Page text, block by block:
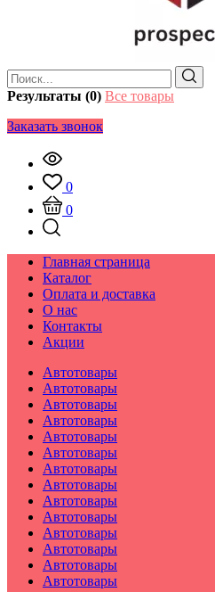
Результаты (0) Все товары
Заказать звонок
0
0
Главная страница
Каталог
Оплата и доставка
О нас
Контакты
Акции
Автотовары
Автотовары
Автотовары
Автотовары
Автотовары
Автотовары
Автотовары
Автотовары
Автотовары
Автотовары
Автотовары
Автотовары
Автотовары
Автотовары